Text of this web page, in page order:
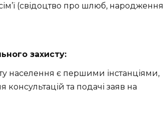
(свідоцтво про шлюб, народження
захисту:
населення є першими інстанціями,
та подачі заяв на